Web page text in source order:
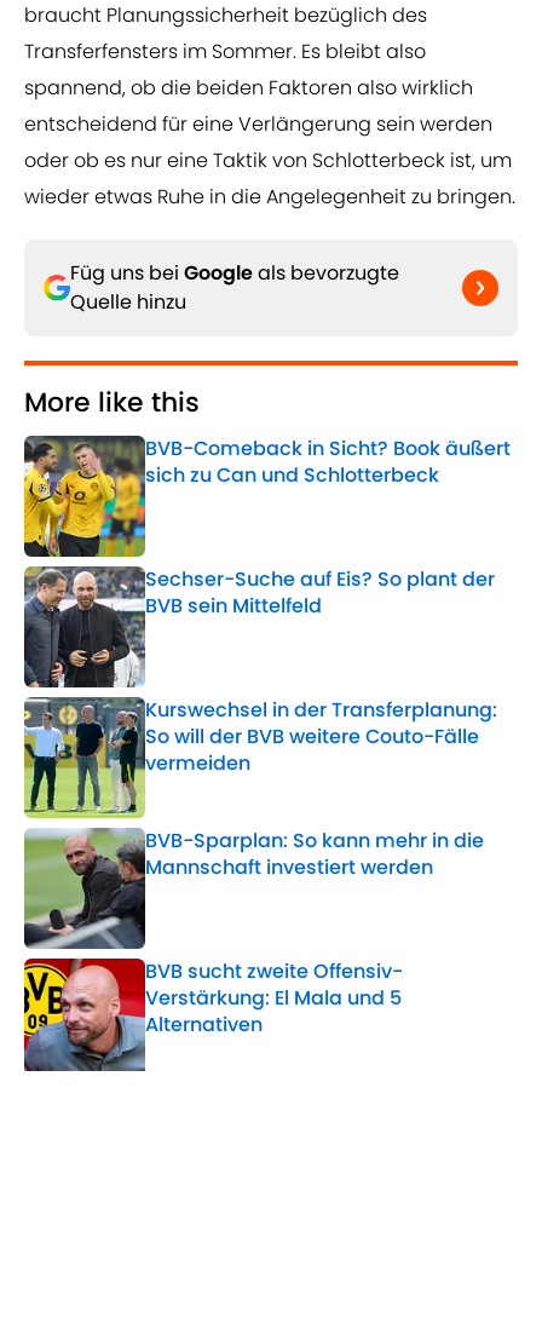
braucht Planungssicherheit bezüglich des
Transferfensters im Sommer. Es bleibt also
spannend, ob die beiden Faktoren also wirklich
entscheidend für eine Verlängerung sein werden
oder ob es nur eine Taktik von Schlotterbeck ist, um
wieder etwas Ruhe in die Angelegenheit zu bringen.
Füg uns bei Googleals bevorzugte
Quelle hinzu
More like this
BVB-Comeback in Sicht? Book äußert
sich zu Can und Schlotterbeck
Published by on Invalid Date
Sechser-Suche auf Eis? So plant der
BVB sein Mittelfeld
Published by on Invalid Date
Kurswechsel in der Transferplanung:
So will der BVB weitere Couto-Fälle
vermeiden
BVB-Sparplan: So kann mehr in die
Mannschaft investiert werden
Published by on Invalid Date
BVB sucht zweite Offensiv-
Verstärkung: El Mala und 5
Alternativen
Published by on Invalid Date